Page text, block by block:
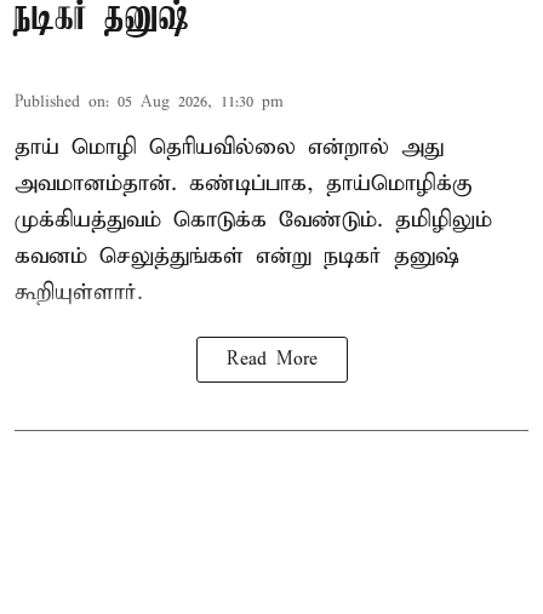
நடிகர் தனுஷ்
Published on: 05 Aug 2026, 11:30 pm
தாய் மொழி தெரியவில்லை என்றால் அது
அவமானம்தான். கண்டிப்பாக, தாய்மொழிக்கு
முக்கியத்துவம் கொடுக்க வேண்டும். தமிழிலும்
கவனம் செலுத்துங்கள் என்று நடிகர் தனுஷ்
கூறியுள்ளார்.
Read More